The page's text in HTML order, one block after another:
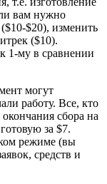
вам нужно
$20), изменить
($10).
1-му в сравнении
могут
работу. Все, кто
сбора на
за $7.
режиме (вы
средств и